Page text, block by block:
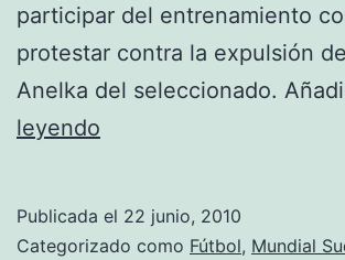
participar del entrenamiento
protestar contra la expulsión
Anelka del seleccionado.
leyendo
con
Publicada el 22 junio, 2010
Categorizado como Fútbol, Mundial